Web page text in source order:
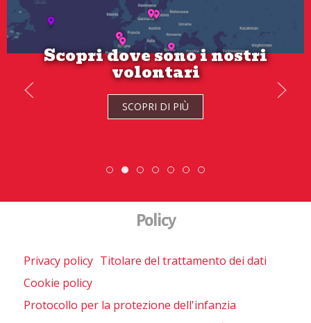
Scopri dove sono i nostri
volontari
SCOPRI DI PIÙ
Se hai tra 18 e 21 anni candidati
ora!
SCOPRI DI PIÙ
Scopri dove sono i nostri volontari
DiscoverEu Inclusion
ESC » Volontariato
Scambio Giovanile
Policy
Privacy policy Titolare del trattamento dei dati
Cookie policy
Protocollo per la protezione dell'infanzia